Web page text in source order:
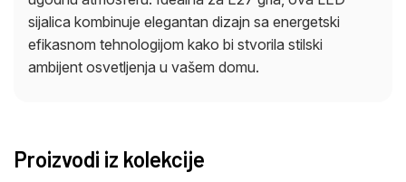
sijalica kombinuje elegantan dizajn sa energetski
efikasnom tehnologijom kako bi stvorila stilski
ambijent osvetljenja u vašem domu.
Proizvodi iz kolekcije